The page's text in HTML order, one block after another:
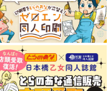
原材料名を愛と云う
13月の庭
専売 570円（税込）
ヒプノシスマイク
有栖川帝統×夢野幻太郎